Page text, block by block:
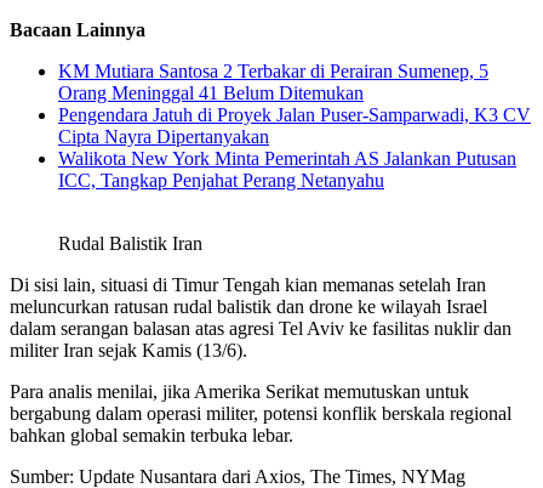
Bacaan Lainnya
KM Mutiara Santosa 2 Terbakar di Perairan Sumenep, 5
Orang Meninggal 41 Belum Ditemukan
Pengendara Jatuh di Proyek Jalan Puser-Samparwadi, K3 CV
Cipta Nayra Dipertanyakan
Walikota New York Minta Pemerintah AS Jalankan Putusan
ICC, Tangkap Penjahat Perang Netanyahu
Rudal Balistik Iran
Di sisi lain, situasi di Timur Tengah kian memanas setelah Iran
meluncurkan ratusan rudal balistik dan drone ke wilayah Israel
dalam serangan balasan atas agresi Tel Aviv ke fasilitas nuklir dan
militer Iran sejak Kamis (13/6).
Para analis menilai, jika Amerika Serikat memutuskan untuk
bergabung dalam operasi militer, potensi konflik berskala regional
bahkan global semakin terbuka lebar.
Sumber: Update Nusantara dari Axios, The Times, NYMag